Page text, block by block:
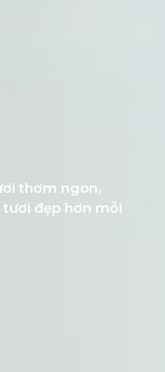
thơm ngon,
đẹp hơn mỗi